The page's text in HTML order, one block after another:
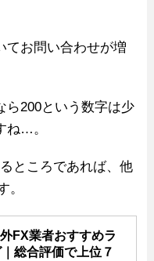
てお問い合わせが増
ら200という数字は少
ね…。
ところであれば、他
。
FX業者おすすめラ
総合評価で上位７